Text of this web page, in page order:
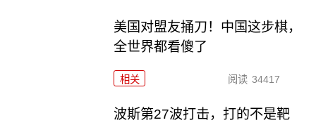
美国对盟友捅刀！中国这步棋，
全世界都看傻了
相关 阅读 34417
波斯第27波打击，打的不是靶